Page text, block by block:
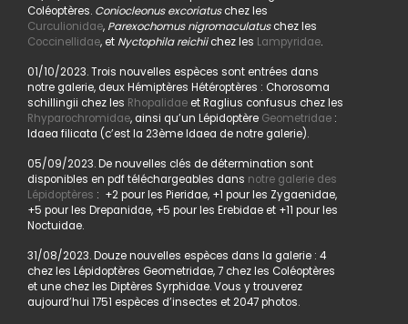
Coléoptères. Coniocleonus excoriatuschez les
Curculionidae, Parexochomus nigromaculatuschez les
Coccinellidae, et Nyctophila reichiichez les Lampyridae.
01/10/2023. Trois nouvelles espèces sont entrées dans
notre galerie, deux Hémiptères Hétéroptères : Chorosoma
schillingii chez les Rhopalidaeet Raglius confusus chez les
Rhyparochromidae, ainsi qu’un Lépidoptère Geometridae:
Idaea filicata (c’est la 23ème Idaea de notre galerie).
05/09/2023. De nouvelles clés de détermination sont
disponibles en pdf téléchargeables dans notre galerie des
Lépidoptères : +2 pour les Pieridae, +1 pour les Zygaenidae,
+5 pour les Drepanidae, +5 pour les Erebidae et +11 pour les
Noctuidae.
31/08/2023. Douze nouvelles espèces dans la galerie : 4
chez les Lépidoptères Geometridae, 7 chez les Coléoptères
et une chez les Diptères Syrphidae. Vous y trouverez
aujourd’hui 1751 espèces d’insectes et 2047 photos.